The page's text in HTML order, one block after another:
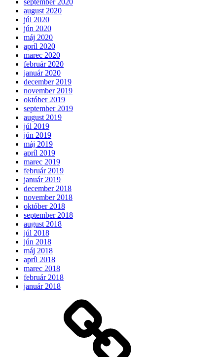
august 2020
júl 2020
jún 2020
máj 2020
apríl 2020
marec 2020
február 2020
január 2020
december 2019
november 2019
október 2019
september 2019
august 2019
júl 2019
jún 2019
máj 2019
apríl 2019
marec 2019
február 2019
január 2019
december 2018
november 2018
október 2018
september 2018
august 2018
júl 2018
jún 2018
máj 2018
apríl 2018
marec 2018
február 2018
január 2018